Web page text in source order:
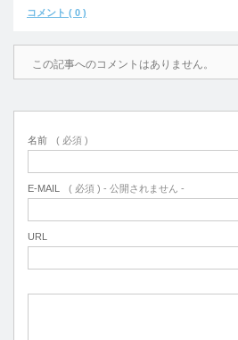
コメント ( 0 )
この記事へのコメントはありません。
名前 ( 必須 )
E-MAIL ( 必須 ) - 公開されません -
URL